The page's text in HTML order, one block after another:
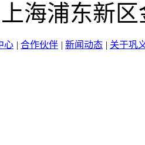
海浦东新
心 | 合作伙伴 | 新闻动态 | 关于巩